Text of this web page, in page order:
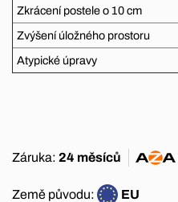
Zkrácení postele o 10 cm
Zvýšení úložného prostoru
Atypické úpravy
Záruka: 24 měsíců
Země původu: EU